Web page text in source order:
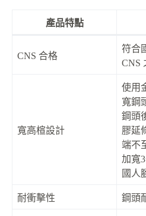
產品特點
CNS 合格
符合
CNS
寬高楦設計
使用
寬鋼
鋼頭
膠延
端不
加寬
國人
耐衝擊性 鋼頭